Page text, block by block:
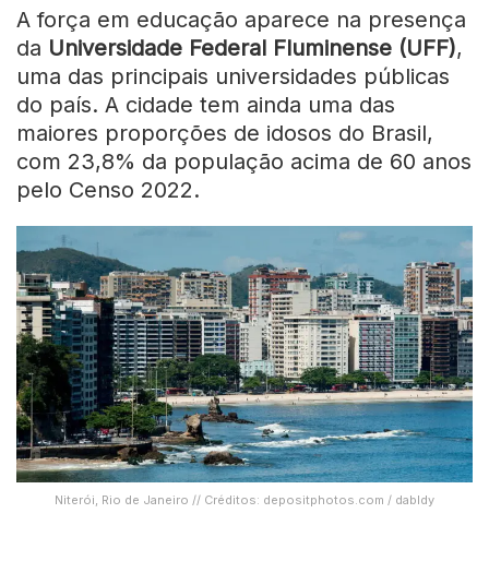
A força em educação aparece na presença
da Universidade Federal Fluminense (UFF),
uma das principais universidades públicas
do país. A cidade tem ainda uma das
maiores proporções de idosos do Brasil,
com 23,8% da população acima de 60 anos
pelo Censo 2022.
Niterói, Rio de Janeiro // Créditos: depositphotos.com / dabldy